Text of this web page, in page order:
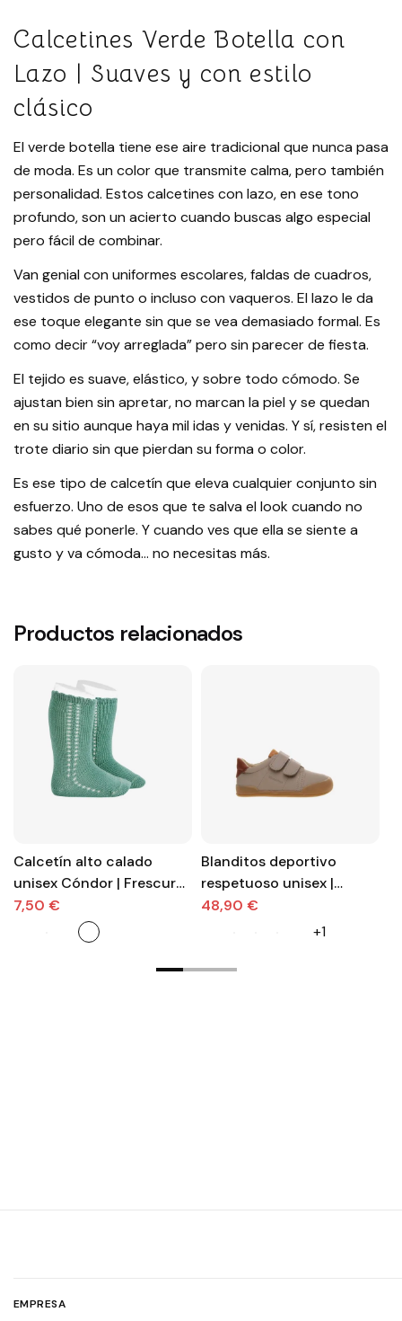
Calcetines Verde Botella con
Lazo | Suaves y con estilo
clásico
El verde botella tiene ese aire tradicional que nunca pasa
de moda. Es un color que transmite calma, pero también
personalidad. Estos calcetines con lazo, en ese tono
profundo, son un acierto cuando buscas algo especial
pero fácil de combinar.
Van genial con uniformes escolares, faldas de cuadros,
vestidos de punto o incluso con vaqueros. El lazo le da
ese toque elegante sin que se vea demasiado formal. Es
como decir “voy arreglada” pero sin parecer de fiesta.
El tejido es suave, elástico, y sobre todo cómodo. Se
ajustan bien sin apretar, no marcan la piel y se quedan
en su sitio aunque haya mil idas y venidas. Y sí, resisten el
trote diario sin que pierdan su forma o color.
Es ese tipo de calcetín que eleva cualquier conjunto sin
esfuerzo. Uno de esos que te salva el look cuando no
sabes qué ponerle. Y cuando ves que ella se siente a
gusto y va cómoda… no necesitas más.
Productos relacionados
Calcetín alto calado
unisex Cóndor | Frescura
y estilo para cualquier
7,50 €
Blanditos deportivo
respetuoso unisex |
Guardería con velcro
48,90 €
+1
EMPRESA